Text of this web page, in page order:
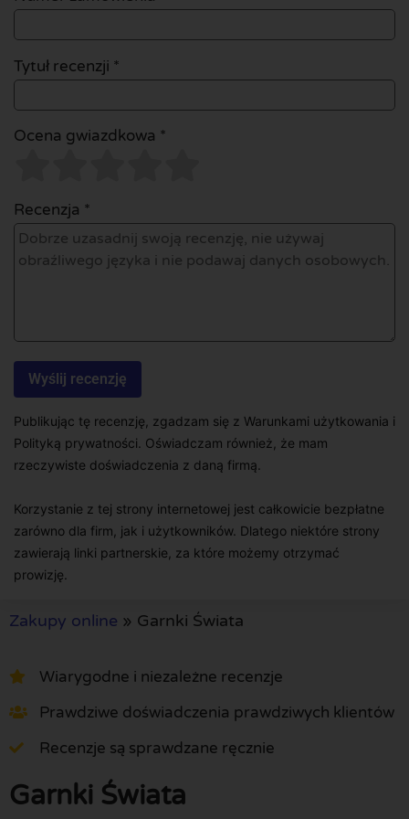
Tytuł recenzji *
Ocena gwiazdkowa *
Recenzja *
Publikując tę recenzję, zgadzam się z Warunkami użytkowania i
Polityką prywatności. Oświadczam również, że mam
rzeczywiste doświadczenia z daną firmą.
Korzystanie z tej strony internetowej jest całkowicie bezpłatne
zarówno dla firm, jak i użytkowników. Dlatego niektóre strony
zawierają linki partnerskie, za które możemy otrzymać
prowizję.
Zakupy online » Garnki Świata
Wiarygodne i niezależne recenzje
Prawdziwe doświadczenia prawdziwych klientów
Recenzje są sprawdzane ręcznie
Garnki Świata